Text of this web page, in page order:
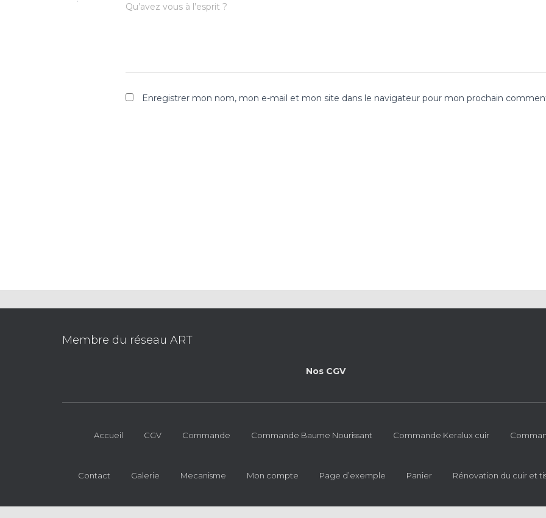
Qu’avez vous à l’esprit ?
Enregistrer mon nom, mon e-mail et mon site dans le navigateur pour mon prochain
Membre du réseau ART
Nos CGV
Accueil CGV Commande Commande Baume Nourissant Commande Keralux cuir
Contact Galerie Mecanisme Mon compte Page d’exemple Panier Rénovation du cuir et